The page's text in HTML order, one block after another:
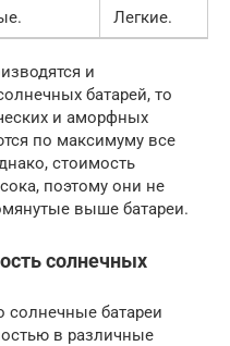
Легкие.
и
батарей, то
и аморфных
по максимуму все
стоимость
поэтому они не
выше батареи.
солнечных
солнечные батареи
в различные